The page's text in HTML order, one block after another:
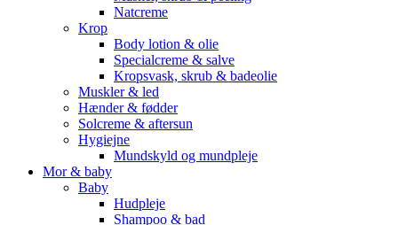
Natcreme
Krop
Body lotion & olie
Specialcreme & salve
Kropsvask, skrub & badeolie
Muskler & led
Hænder & fødder
Solcreme & aftersun
Hygiejne
Mundskyld og mundpleje
Mor & baby
Baby
Hudpleje
Shampoo & bad